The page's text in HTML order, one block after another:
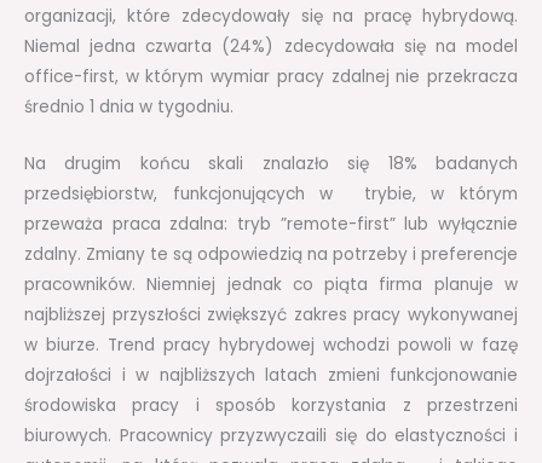
organizacji, które zdecydowały się na pracę hybrydową.
Niemal jedna czwarta (24%) zdecydowała się na model
office-first, w którym wymiar pracy zdalnej nie przekracza
średnio 1 dnia w tygodniu.
Na drugim końcu skali znalazło się 18% badanych
przedsiębiorstw, funkcjonujących w trybie, w którym
przeważa praca zdalna: tryb ”remote-first” lub wyłącznie
zdalny. Zmiany te są odpowiedzią na potrzeby i preferencje
pracowników. Niemniej jednak co piąta firma planuje w
najbliższej przyszłości zwiększyć zakres pracy wykonywanej
w biurze. Trend pracy hybrydowej wchodzi powoli w fazę
dojrzałości i w najbliższych latach zmieni funkcjonowanie
środowiska pracy i sposób korzystania z przestrzeni
biurowych. Pracownicy przyzwyczaili się do elastyczności i